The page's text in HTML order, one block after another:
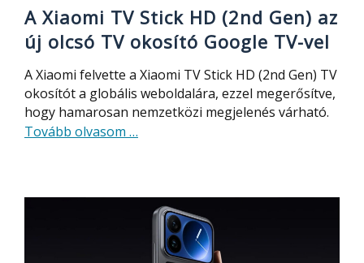
A Xiaomi TV Stick HD (2nd Gen) az
új olcsó TV okosító Google TV-vel
A Xiaomi felvette a Xiaomi TV Stick HD (2nd Gen) TV
okosítót a globális weboldalára, ezzel megerősítve,
hogy hamarosan nemzetközi megjelenés várható.
Tovább olvasom about
Stick
…